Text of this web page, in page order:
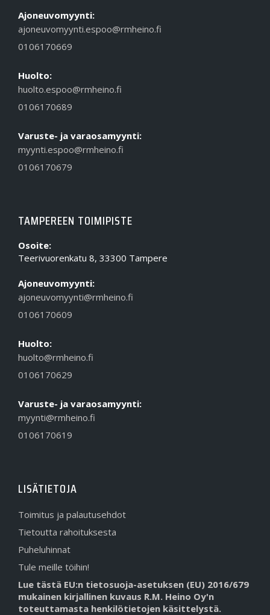
Ajoneuvomyynti:
ajoneuvomyynti.espoo@rmheino.fi
0106170669
Huolto:
huolto.espoo@rmheino.fi
0106170689
Varuste- ja varaosamyynti:
myynti.espoo@rmheino.fi
0106170679
TAMPEREEN TOIMIPISTE
Osoite:
Teerivuorenkatu 8, 33300 Tampere
Ajoneuvomyynti:
ajoneuvomyynti@rmheino.fi
0106170609
Huolto:
huolto@rmheino.fi
0106170629
Varuste- ja varaosamyynti:
myynti@rmheino.fi
0106170619
LISÄTIETOJA
Toimitus ja palautusehdot
Tietoutta rahoituksesta
Puheluhinnat
Tule meille töihin!
Lue tästä EU:n tietosuoja-asetuksen (EU) 2016/679
mukainen kirjallinen kuvaus R.M. Heino Oy'n
toteuttamasta henkilötietojen käsittelystä.